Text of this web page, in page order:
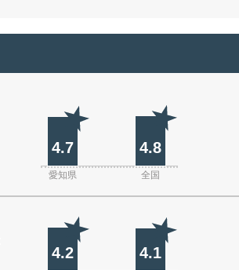
4.7 4.8
愛知県 全国
4.2 4.1